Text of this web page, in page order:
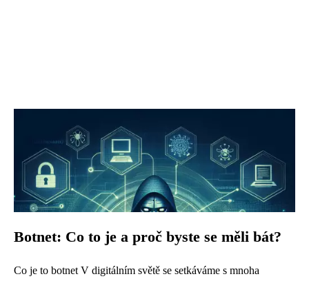
Botnet: Co to je a proč byste se měli bát?
Co je to botnet V digitálním světě se setkáváme s mnoha